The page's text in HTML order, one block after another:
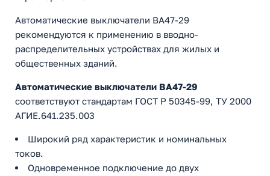
Автоматические выключатели ВА47-29
рекомендуются к применению в вводно-
распределительных устройствах для жилых и
общественных зданий.
Автоматические выключатели ВА47-29
соответствуют стандартам ГОСТ Р 50345-99, ТУ 2000
АГИЕ.641.235.003
Широкий ряд характеристик и номинальных
токов.
Одновременное подключение до двух